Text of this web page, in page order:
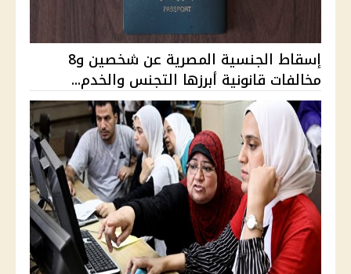
إسقاط الجنسية المصرية عن شخصين و8
مخالفات قانونية أبرزها التجنس والخدم...